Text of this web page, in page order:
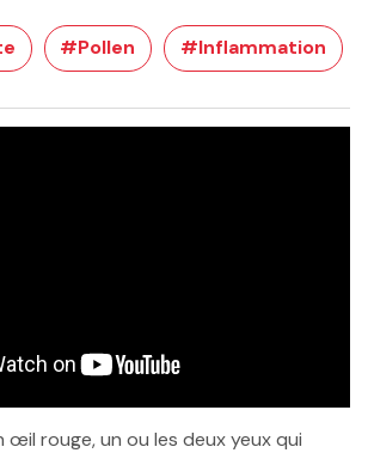
#Pollen #Inflammation
rouge, un ou les deux yeux qui